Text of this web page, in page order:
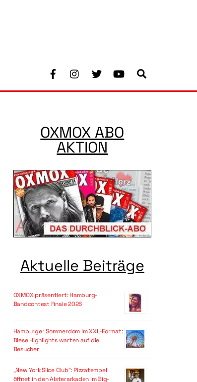
Facebook Youtube
OXMOX ABO
AKTION
Aktuelle Beiträge
OXMOX präsentiert: Hamburg-
Bandcontest Finale 2026
Hamburger Sommerdom im XXL-Format:
Diese Highlights warten auf die
Besucher
„New York Slice Club“: Pizzatempel
öffnet in den Alsterarkaden im Big-